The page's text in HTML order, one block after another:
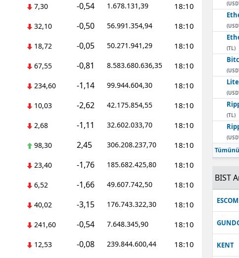
7,30 -0,54 1.678.131,39 18:10
32,10 -0,50 56.991.354,94 18:10
18,72 -0,05 50.271.941,29 18:10
67,55 -0,81 8.583.680.636,35 18:10
234,60 -1,14 99.944.604,30 18:10
10,03 -2,62 42.175.854,55 18:10
2,68 -1,11 32.602.033,70 18:10
98,30 2,45 306.208.237,70 18:10
23,40 -1,76 185.682.425,80 18:10
6,52 -1,66 49.607.742,50 18:10
40,02 -3,15 176.743.322,30 18:10
241,60 -0,54 7.648.345,90 18:10
12,53 -0,08 239.844.600,44 18:10
(TL)
(TL)
BIST
ESCOM
KENT